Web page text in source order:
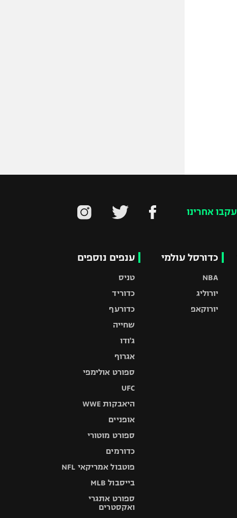
עקבו אחרינו
כדורסל עולמי
NBA
יורוליג
יורוקאפ
ענפים נוספים
טניס
כדוריד
כדורעף
שחייה
ג'ודו
אגרוף
ספורט אולימפי
UFC
היאבקות WWE
אופניים
ספורט מוטורי
כדורמים
פוטבול אמריקאי NFL
בייסבול MLB
ספורט אתגרי
ואקסטרים